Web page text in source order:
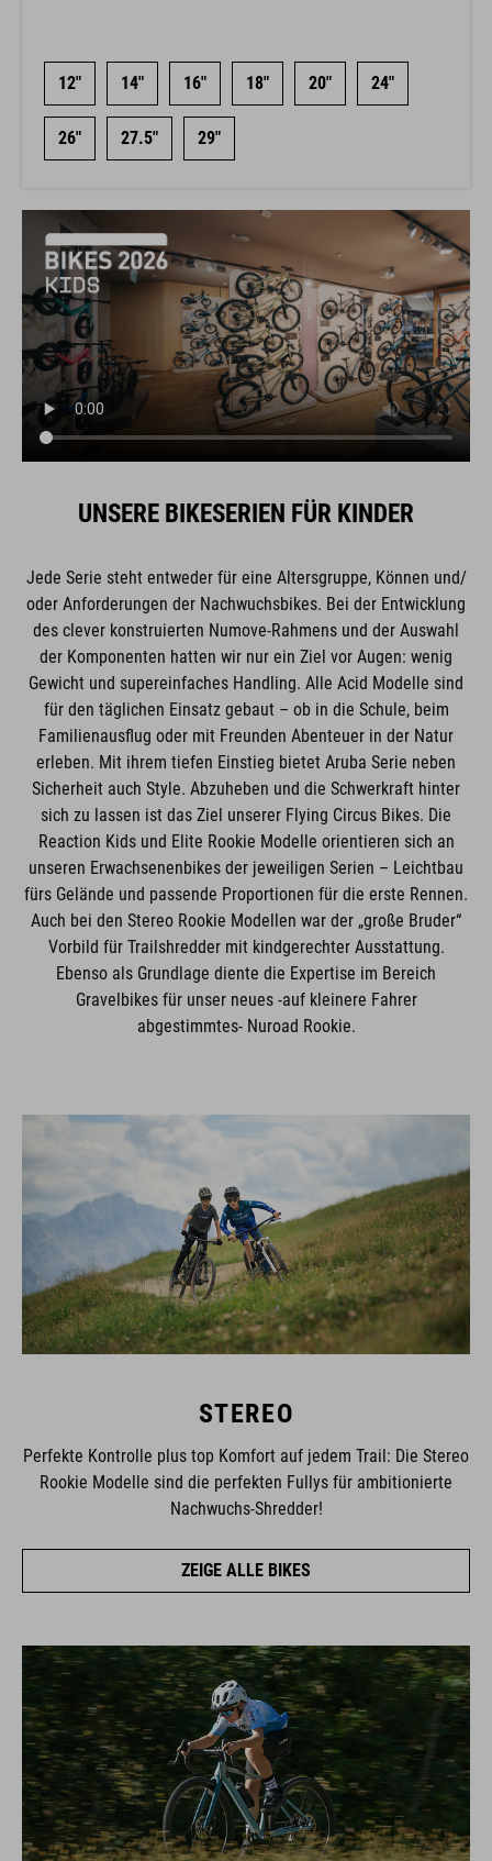
12" 14" 16" 18" 20" 24"
26" 27.5" 29"
UNSERE BIKESERIEN FÜR KINDER
Jede Serie steht entweder für eine Altersgruppe, Können und/
oder Anforderungen der Nachwuchsbikes. Bei der Entwicklung
des clever konstruierten Numove-Rahmens und der Auswahl
der Komponenten hatten wir nur ein Ziel vor Augen: wenig
Gewicht und supereinfaches Handling. Alle Acid Modelle sind
für den täglichen Einsatz gebaut – ob in die Schule, beim
Familienausflug oder mit Freunden Abenteuer in der Natur
erleben. Mit ihrem tiefen Einstieg bietet Aruba Serie neben
Sicherheit auch Style. Abzuheben und die Schwerkraft hinter
sich zu lassen ist das Ziel unserer Flying Circus Bikes. Die
Reaction Kids und Elite Rookie Modelle orientieren sich an
unseren Erwachsenenbikes der jeweiligen Serien – Leichtbau
fürs Gelände und passende Proportionen für die erste Rennen.
Auch bei den Stereo Rookie Modellen war der „große Bruder“
Vorbild für Trailshredder mit kindgerechter Ausstattung.
Ebenso als Grundlage diente die Expertise im Bereich
Gravelbikes für unser neues -auf kleinere Fahrer
abgestimmtes- Nuroad Rookie.
STEREO
Perfekte Kontrolle plus top Komfort auf jedem Trail: Die Stereo
Rookie Modelle sind die perfekten Fullys für ambitionierte
Nachwuchs-Shredder!
ZEIGE ALLE BIKES